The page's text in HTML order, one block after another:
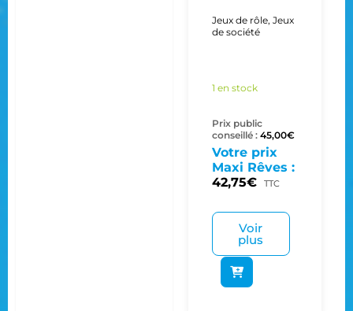
Jeux de rôle, Jeux
de société
1 en stock
Prix public
conseillé : 45,00€
Votre prix
Maxi Rêves :
42,75€ TTC
Voir
plus